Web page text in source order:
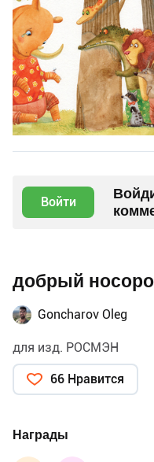
Войти
добрый
Goncharov Oleg
для изд. РОСМЭН
66 Нравится
Награды